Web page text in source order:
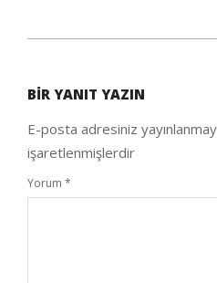
04
BIR YANIT YAZIN
E-posta adresiniz
işaretlenmişlerdir
Yorum *